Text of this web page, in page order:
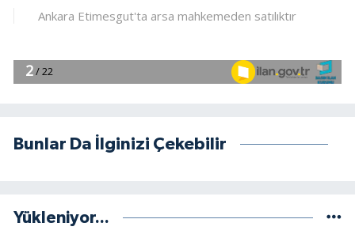
Bunlar Da İlginizi Çekebilir
Yükleniyor...